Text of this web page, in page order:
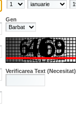
Gen
Verificarea Text (Necesitat)